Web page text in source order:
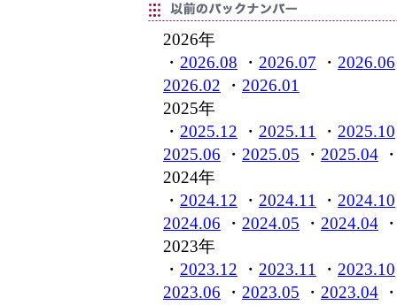
2026年
・ 2026.08 ・ 2026.07 ・ 2026.06
2026.02 ・ 2026.01
2025年
・ 2025.12 ・ 2025.11 ・ 2025.10
2025.06 ・ 2025.05 ・ 2025.04
2024年
・ 2024.12 ・ 2024.11 ・ 2024.10
2024.06 ・ 2024.05 ・ 2024.04
2023年
・ 2023.12 ・ 2023.11 ・ 2023.10
2023.06 ・ 2023.05 ・ 2023.04